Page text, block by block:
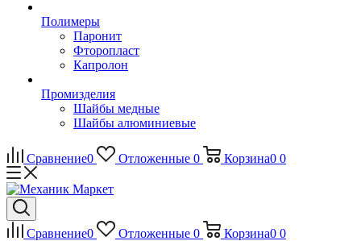
Полимеры
Паронит
Фторопласт
Капролон
Промизделия
Шайбы медные
Шайбы алюминиевые
Сравнение0 Отложенные 0 Корзина0 0
Сравнение0 Отложенные 0 Корзина0 0